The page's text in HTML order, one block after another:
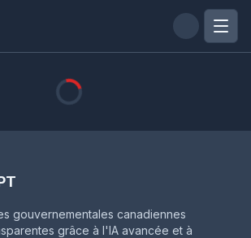
gouvernementales canadiennes
grâce à l'IA avancée et à